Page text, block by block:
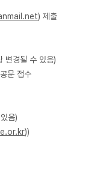
) 제출
변경될 수 있음)
문 접수
음)
))